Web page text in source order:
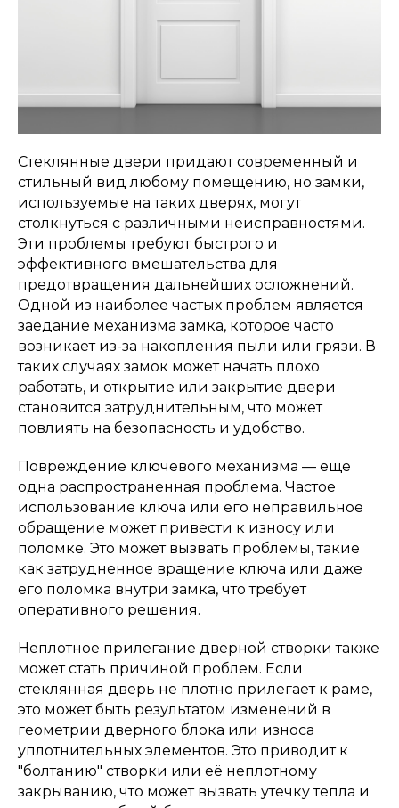
Стеклянные двери придают современный и
стильный вид любому помещению, но замки,
используемые на таких дверях, могут
столкнуться с различными неисправностями.
Эти проблемы требуют быстрого и
эффективного вмешательства для
предотвращения дальнейших осложнений.
Одной из наиболее частых проблем является
заедание механизма замка, которое часто
возникает из-за накопления пыли или грязи. В
таких случаях замок может начать плохо
работать, и открытие или закрытие двери
становится затруднительным, что может
повлиять на безопасность и удобство.
Повреждение ключевого механизма — ещё
одна распространенная проблема. Частое
использование ключа или его неправильное
обращение может привести к износу или
поломке. Это может вызвать проблемы, такие
как затрудненное вращение ключа или даже
его поломка внутри замка, что требует
оперативного решения.
Неплотное прилегание дверной створки также
может стать причиной проблем. Если
стеклянная дверь не плотно прилегает к раме,
это может быть результатом изменений в
геометрии дверного блока или износа
уплотнительных элементов. Это приводит к
"болтанию" створки или её неплотному
закрыванию, что может вызвать утечку тепла и